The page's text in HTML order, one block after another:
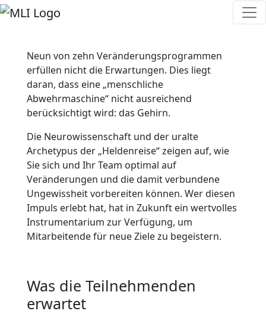
Neun von zehn Veränderungsprogrammen
erfüllen nicht die Erwartungen. Dies liegt
daran, dass eine „menschliche
Abwehrmaschine“ nicht ausreichend
berücksichtigt wird: das Gehirn.
Die Neurowissenschaft und der uralte
Archetypus der „Heldenreise“ zeigen auf, wie
Sie sich und Ihr Team optimal auf
Veränderungen und die damit verbundene
Ungewissheit vorbereiten können. Wer diesen
Impuls erlebt hat, hat in Zukunft ein wertvolles
Instrumentarium zur Verfügung, um
Mitarbeitende für neue Ziele zu begeistern.
Was die Teilnehmenden
erwartet